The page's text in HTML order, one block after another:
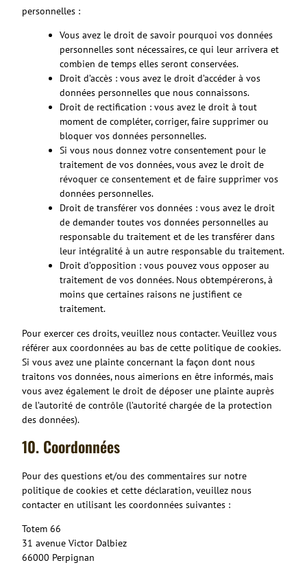
personnelles :
Vous avez le droit de savoir pourquoi vos données
personnelles sont nécessaires, ce qui leur arrivera et
combien de temps elles seront conservées.
Droit d’accès : vous avez le droit d’accéder à vos
données personnelles que nous connaissons.
Droit de rectification : vous avez le droit à tout
moment de compléter, corriger, faire supprimer ou
bloquer vos données personnelles.
Si vous nous donnez votre consentement pour le
traitement de vos données, vous avez le droit de
révoquer ce consentement et de faire supprimer vos
données personnelles.
Droit de transférer vos données : vous avez le droit
de demander toutes vos données personnelles au
responsable du traitement et de les transférer dans
leur intégralité à un autre responsable du traitement.
Droit d’opposition : vous pouvez vous opposer au
traitement de vos données. Nous obtempérerons, à
moins que certaines raisons ne justifient ce
traitement.
Pour exercer ces droits, veuillez nous contacter. Veuillez vous
référer aux coordonnées au bas de cette politique de cookies.
Si vous avez une plainte concernant la façon dont nous
traitons vos données, nous aimerions en être informés, mais
vous avez également le droit de déposer une plainte auprès
de l’autorité de contrôle (l’autorité chargée de la protection
des données).
10. Coordonnées
Pour des questions et/ou des commentaires sur notre
politique de cookies et cette déclaration, veuillez nous
contacter en utilisant les coordonnées suivantes :
Totem 66
31 avenue Victor Dalbiez
66000 Perpignan